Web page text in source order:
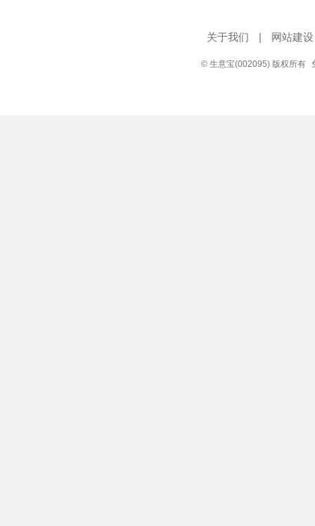
关于我们 | 网站建设
© 生意宝(002095) 版权所有